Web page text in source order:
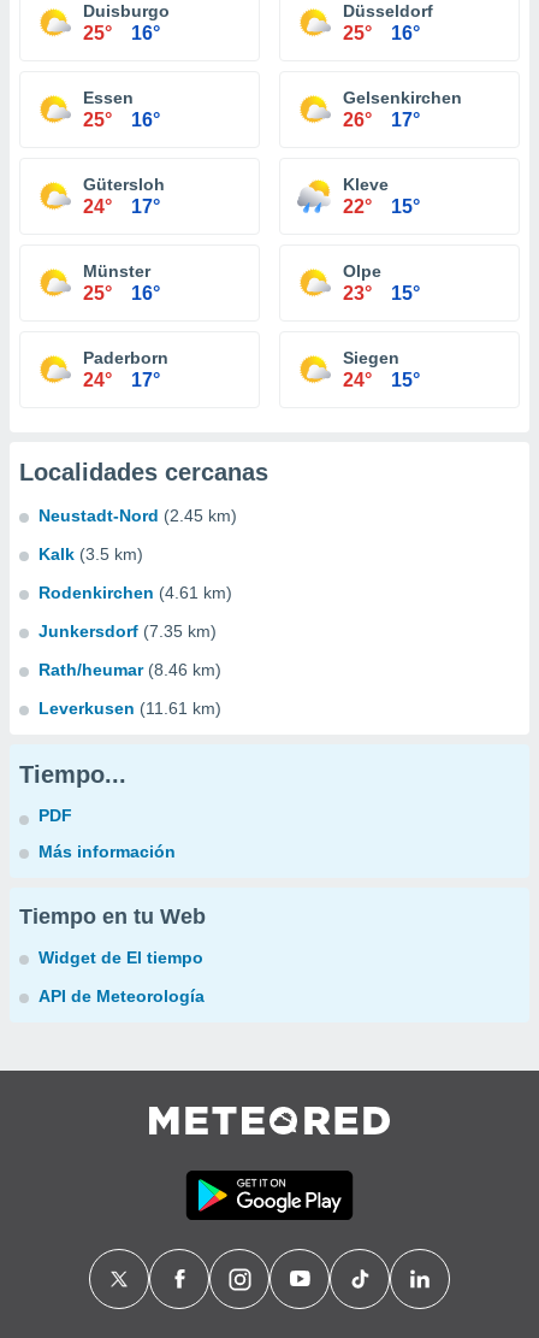
Duisburgo
25° 16°
Düsseldorf
25° 16°
Essen
25° 16°
Gelsenkirchen
26° 17°
Gütersloh
24° 17°
Kleve
22° 15°
Münster
25° 16°
Olpe
23° 15°
Paderborn
24° 17°
Siegen
24° 15°
Localidades cercanas
Neustadt-Nord (2.45 km)
Kalk (3.5 km)
Rodenkirchen (4.61 km)
Junkersdorf (7.35 km)
Rath/heumar (8.46 km)
Leverkusen (11.61 km)
Tiempo...
PDF
Más información
Tiempo en tu Web
Widget de El tiempo
API de Meteorología